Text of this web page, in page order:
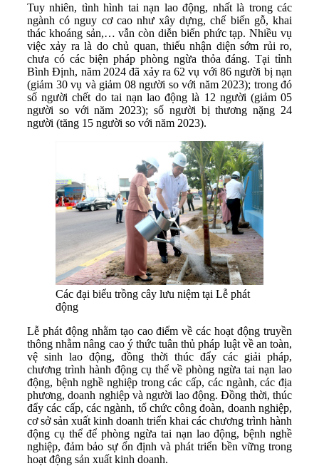
Tuy nhiên, tình hình tai nạn lao động, nhất là trong các
ngành có nguy cơ cao như xây dựng, chế biến gỗ, khai
thác khoáng sản,… vẫn còn diễn biến phức tạp. Nhiều vụ
việc xảy ra là do chủ quan, thiếu nhận diện sớm rủi ro,
chưa có các biện pháp phòng ngừa thỏa đáng. Tại tỉnh
Bình Định, năm 2024 đã xảy ra 62 vụ với 86 người bị nạn
(giảm 30 vụ và giảm 08 người so với năm 2023); trong đó
số người chết do tai nạn lao động là 12 người (giảm 05
người so với năm 2023); số người bị thương nặng 24
người (tăng 15 người so với năm 2023).
Các đại biểu trồng cây lưu niệm tại Lễ phát
động
Lễ phát động nhằm tạo cao điểm về các hoạt động truyền
thông nhằm nâng cao ý thức tuân thủ pháp luật về an toàn,
vệ sinh lao động, đồng thời thúc đẩy các giải pháp,
chương trình hành động cụ thể về phòng ngừa tai nạn lao
động, bệnh nghề nghiệp trong các cấp, các ngành, các địa
phương, doanh nghiệp và người lao động. Đồng thời, thúc
đẩy các cấp, các ngành, tổ chức công đoàn, doanh nghiệp,
cơ sở sản xuất kinh doanh triển khai các chương trình hành
động cụ thể để phòng ngừa tai nạn lao động, bệnh nghề
nghiệp, đảm bảo sự ổn định và phát triển bền vững trong
hoạt động sản xuất kinh doanh.